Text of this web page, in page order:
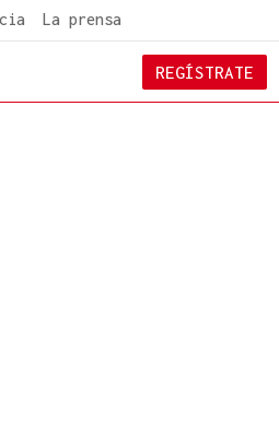
La prensa
REGÍSTRATE